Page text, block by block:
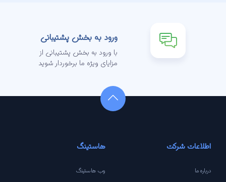
ورود به بخش پشتیبانی
با ورود به بخش پشتیبانی از
مزایای ویژه ما برخوردار شوید
اطلاعات شرکت
درباره ما
هاستینگ
وب هاستینگ